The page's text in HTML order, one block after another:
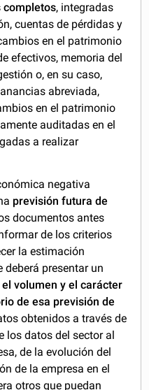
completos, integradas
cuentas de pérdidas y
en el patrimonio
efectivos, memoria del
o, en su caso,
abreviada,
en el patrimonio
auditadas en el
a realizar
negativa
previsión futura de
documentos antes
de los criterios
la estimación
deberá presentar un
volumen y el carácter
de esa previsión de
obtenidos a través de
los datos del sector al
de la evolución del
de la empresa en el
otros que puedan